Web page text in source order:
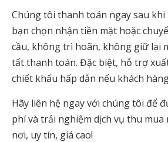
Chúng tôi thanh toán ngay sau khi
bạn chọn nhận tiền mặt hoặc
cầu, không trì hoãn, không giữ lại
tất thanh toán. Đặc biệt, hỗ trợ
chiết khấu hấp dẫn nếu khách
Hãy liên hệ ngay với chúng tôi để
phí và trải nghiệm dịch vụ thu mua
nơi, uy tín, giá cao!